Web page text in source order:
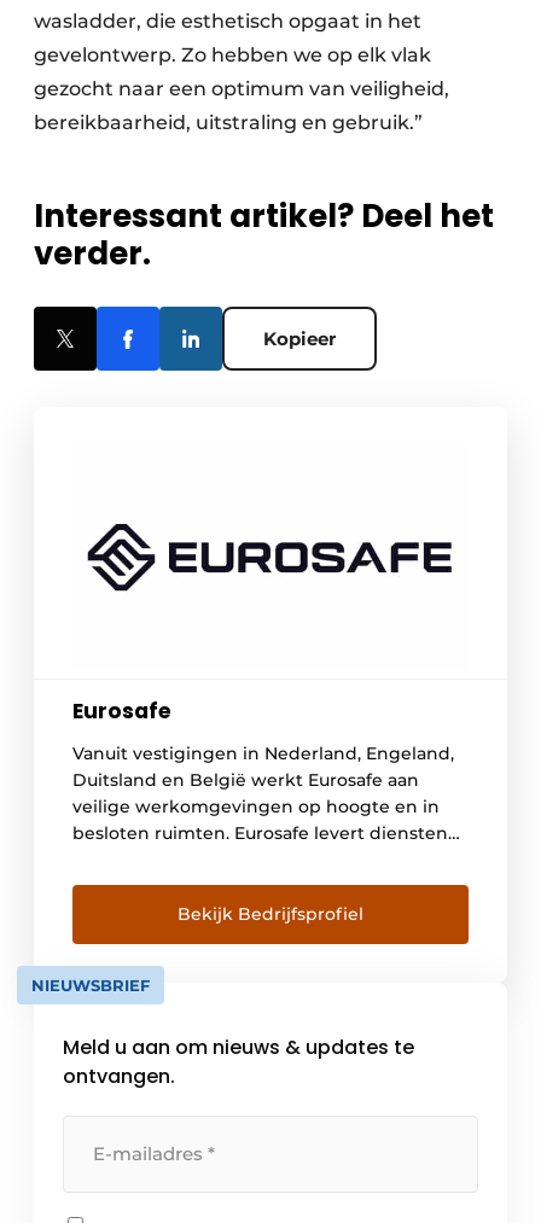
wasladder, die esthetisch opgaat in het
gevelontwerp. Zo hebben we op elk vlak
gezocht naar een optimum van veiligheid,
bereikbaarheid, uitstraling en gebruik.”
Interessant artikel? Deel het
verder.
Kopieer
Eurosafe
Vanuit vestigingen in Nederland, Engeland,
Duitsland en België werkt Eurosafe aan
veilige werkomgevingen op hoogte en in
besloten ruimten. Eurosafe levert diensten
te sluiten. Met de Safety Circle® biedt
Eurosafe een integrale werkwijze. En een
oplossing voor elke vraag en uitdaging. In
2023 bundelden Eurosafe Solutions, R3B […]
Bekijk Bedrijfsprofiel
NIEUWSBRIEF
Meld u aan om nieuws & updates te
ontvangen.